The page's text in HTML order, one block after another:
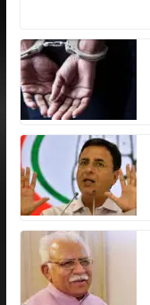
at
s
A
p
p
e
b
o
k